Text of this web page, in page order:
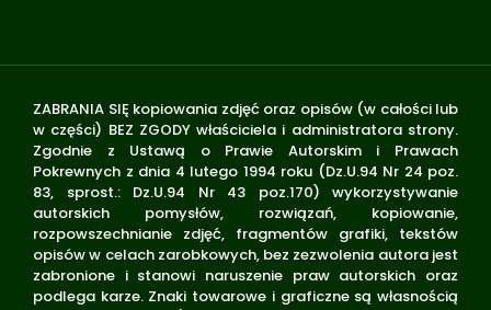
ZABRANIA SIĘ kopiowania zdjęć oraz opisów (w całości lub
w części) BEZ ZGODY właściciela i administratora strony.
Zgodnie z Ustawą o Prawie Autorskim i Prawach
Pokrewnych z dnia 4 lutego 1994 roku (Dz.U.94 Nr 24 poz.
83, sprost.: Dz.U.94 Nr 43 poz.170) wykorzystywanie
autorskich pomysłów, rozwiązań, kopiowanie,
rozpowszechnianie zdjęć, fragmentów grafiki, tekstów
opisów w celach zarobkowych, bez zezwolenia autora jest
zabronione i stanowi naruszenie praw autorskich oraz
podlega karze. Znaki towarowe i graficzne są własnością